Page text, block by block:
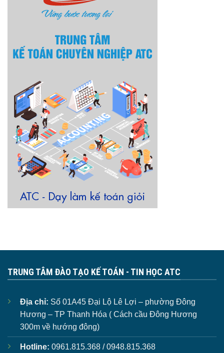
TRUNG TÂM ĐÀO TẠO KẾ TOÁN - TIN HỌC ATC
Địa chỉ: Số 01A45 Đại Lộ Lê Lợi – phường Đông
Hương – TP Thanh Hóa ( Cách cầu Đông Hương
300m về hướng đông)
Hotline: 0961.815.368 / 0948.815.368